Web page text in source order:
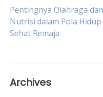
Post
navigation
Pentingnya Olahraga dan
Nutrisi dalam Pola Hidup
Sehat Remaja
Archives